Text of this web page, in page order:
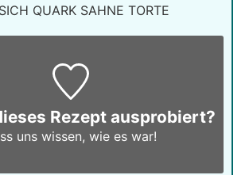
QUARK SAHNE TORTE
Rezept ausprobiert?
uns wissen, wie es war!